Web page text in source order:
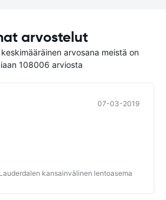
arvostelut
arvosana meistä on
108006 arviosta
07-03-2019
kansainvälinen lentoasema